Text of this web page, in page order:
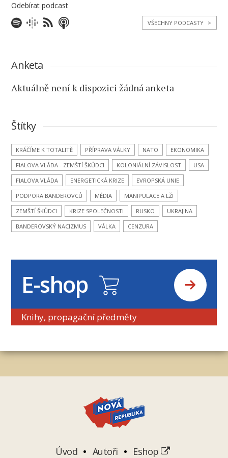
Odebírat podcast
VŠECHNY PODCASTY >
Anketa
Aktuálně není k dispozici žádná anketa
Štítky
KRÁČÍME K TOTALITĚ PŘÍPRAVA VÁLKY NATO
EKONOMIKA
FIALOVA VLÁDA - ZEMŠTÍ ŠKŮDCI
KOLONIÁLNÍ ZÁVISLOST
USA
FIALOVA VLÁDA
ENERGETICKÁ KRIZE
EVROPSKÁ UNIE
PODPORA BANDEROVCŮ
MÉDIA
MANIPULACE A LŽI
ZEMŠTÍ ŠKŮDCI
KRIZE SPOLEČNOSTI RUSKO
UKRAJINA
BANDEROVSKÝ NACIZMUS
VÁLKA CENZURA
E-shop
Knihy, propagační předměty
Úvod Autoři Eshop